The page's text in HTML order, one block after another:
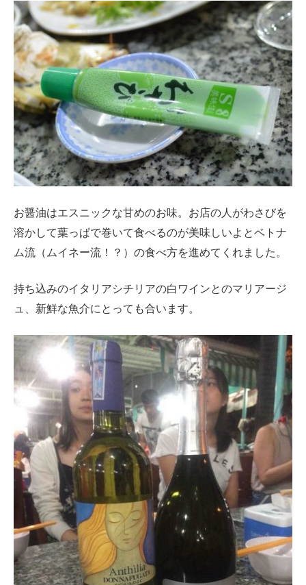
お醤油はエスニックな甘めのお味。お店の人がわさびを
溶かして葉っぱで巻いて食べるのが美味しいよとベトナ
ム流（ムイネー流！？）の食べ方を進めてくれました。
持ち込みのイタリアシチリアの白ワインとのマリアージ
ュ、新鮮な魚介にとっても合います。